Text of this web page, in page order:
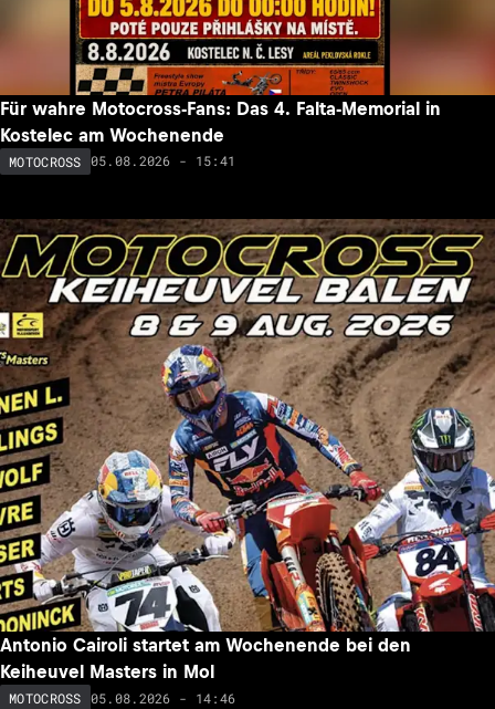
Für wahre Motocross-Fans: Das 4. Falta-Memorial in
Kostelec am Wochenende
MOTOCROSS 05.08.2026 - 15:41
Antonio Cairoli startet am Wochenende bei den
Keiheuvel Masters in Mol
MOTOCROSS 05.08.2026 - 14:46